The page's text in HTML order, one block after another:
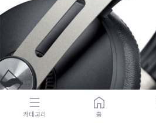
카테고리 홈